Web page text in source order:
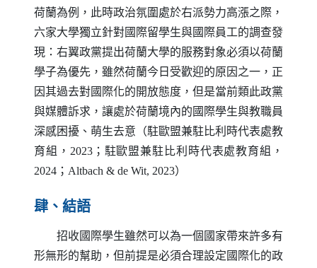
荷蘭為例，此時政治氛圍處於右派勢力高漲之際，
六家大學獨立針對國際留學生與國際員工的調查發
現：右翼政黨提出荷蘭大學的服務對象必須以荷蘭
學子為優先，雖然荷蘭今日受歡迎的原因之一，正
因其過去對國際化的開放態度，但是當前類此政黨
與媒體訴求，讓處於荷蘭境內的國際學生與教職員
深感困擾、萌生去意（駐歐盟兼駐比利時代表處教
育組，2023；駐歐盟兼駐比利時代表處教育組，
2024； Altbach & de Wit, 2023）
肆、結語
招收國際學生雖然可以為一個國家帶來許多有
形無形的幫助，但前提是必須合理設定國際化的政